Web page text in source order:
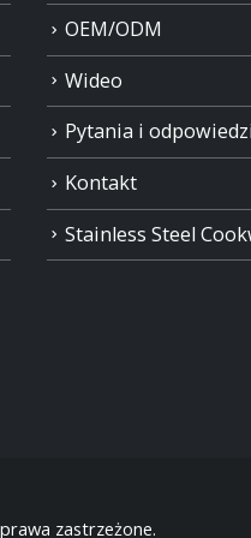
OEM/ODM
Wideo
Pytania i odpowiedzi
Kontakt
Stainless Steel
zastrzeżone.